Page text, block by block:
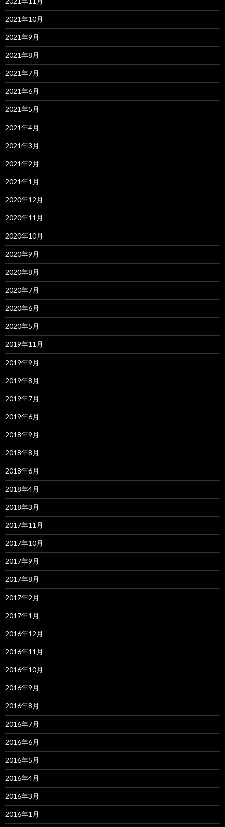
2021年10月
2021年9月
2021年8月
2021年7月
2021年6月
2021年5月
2021年4月
2021年3月
2021年2月
2021年1月
2020年12月
2020年11月
2020年10月
2020年9月
2020年8月
2020年7月
2020年6月
2020年5月
2019年11月
2019年9月
2019年8月
2019年7月
2019年6月
2018年9月
2018年8月
2018年6月
2018年4月
2018年3月
2017年11月
2017年10月
2017年9月
2017年8月
2017年2月
2017年1月
2016年12月
2016年11月
2016年10月
2016年9月
2016年8月
2016年7月
2016年6月
2016年5月
2016年4月
2016年3月
2016年1月